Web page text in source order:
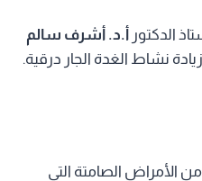
الدكتور أ.د. أشرف سالم
نشاط الغدة الجار درقية.
الأمراض الصامتة التي